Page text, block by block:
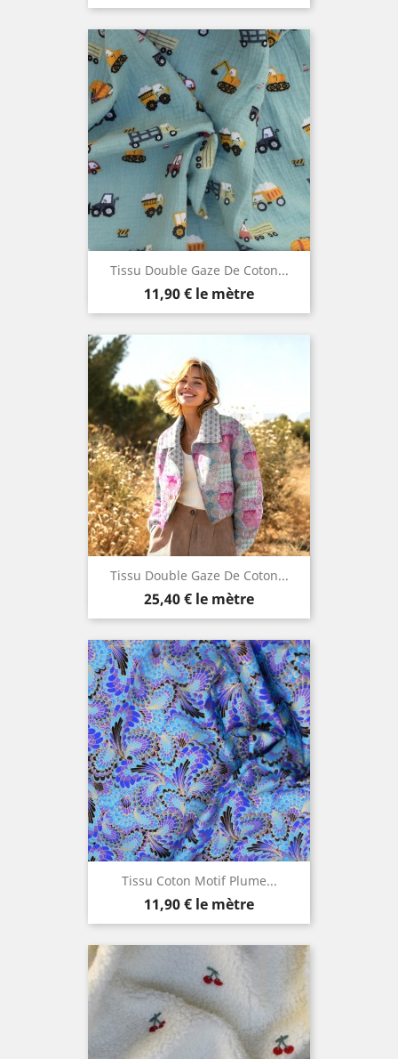
Tissu Double Gaze De Coton...
Prix
11,90 € le mètre
Tissu Double Gaze De Coton...
Prix
25,40 € le mètre
Tissu Coton Motif Plume...
Prix
11,90 € le mètre